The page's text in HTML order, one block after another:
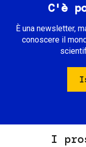
C'è
È una newsletter,
conoscere il
I